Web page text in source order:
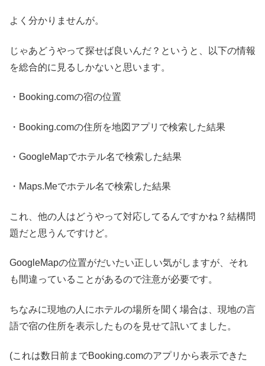
よく分かりませんが。
じゃあどうやって探せば良いんだ？というと、以下の情報
を総合的に見るしかないと思います。
・Booking.comの宿の位置
・Booking.comの住所を地図アプリで検索した結果
・GoogleMapでホテル名で検索した結果
・Maps.Meでホテル名で検索した結果
これ、他の人はどうやって対応してるんですかね？結構問
題だと思うんですけど。
GoogleMapの位置がだいたい正しい気がしますが、それ
も間違っていることがあるので注意が必要です。
ちなみに現地の人にホテルの場所を聞く場合は、現地の言
語で宿の住所を表示したものを見せて訊いてました。
(これは数日前までBooking.comのアプリから表示できた